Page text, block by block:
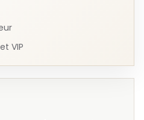
VIP